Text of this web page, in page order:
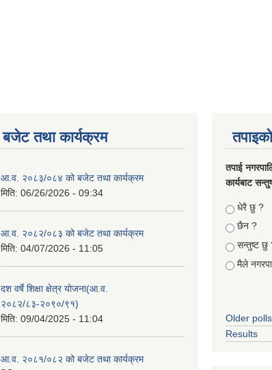
बजेट तथा कार्यक्रम
आ.व. २०८३/०८४ को बजेट तथा कार्यक्रम
मिति: 06/26/2026 - 09:34
आ.व. २०८२/०८३ को बजेट तथा कार्यक्रम
मिति: 04/07/2026 - 11:05
दश वर्षे शिक्षा क्षेत्र योजना(आ.व.
२०८२/८३-२०९०/९१)
मिति: 09/04/2025 - 11:04
आ.व. २०८१/०८२ को बजेट तथा कार्यक्रम
तपा‌ई
कार्यबाट
Choices
धेरै छु ?
छैन ?
सन्तुष्ट छु
मैले
Older polls
Results